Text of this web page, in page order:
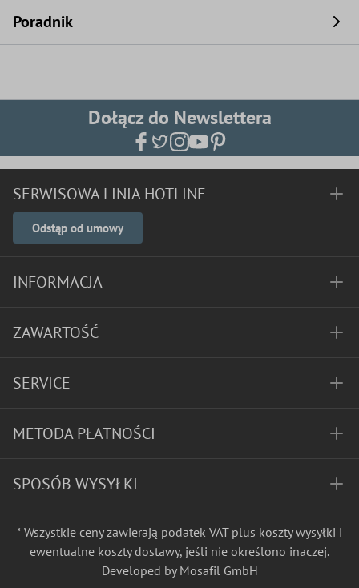
Poradnik
Dołącz do Newslettera
SERWISOWA LINIA HOTLINE
Odstąp od umowy
INFORMACJA
ZAWARTOŚĆ
SERVICE
METODA PŁATNOŚCI
SPOSÓB WYSYŁKI
* Wszystkie ceny zawierają podatek VAT plus koszty wysyłki i
ewentualne koszty dostawy, jeśli nie określono inaczej.
Developed by Mosafil GmbH